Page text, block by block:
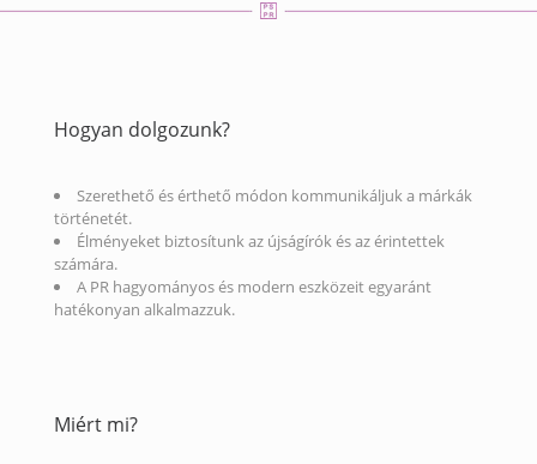
Hogyan dolgozunk?
Szerethető és érthető módon kommunikáljuk a márkák
történetét.
Élményeket biztosítunk az újságírók és az érintettek
számára.
A PR hagyományos és modern eszközeit egyaránt
hatékonyan alkalmazzuk.
Miért mi?